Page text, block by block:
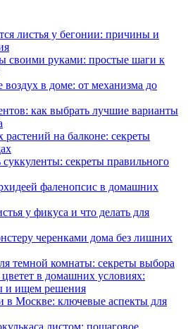
листья у бегонии: причины и
своими руками: простые шаги к
в доме: от механизма до
как выбрать лучшие варианты
на балконе: секреты
суккуленты: секреты правильного
фаленопсис в домашних
у фикуса и что делать для
черенками дома без лишних
темной комнаты: секреты выбора
в домашних условиях:
и ищем решения
в Москве: ключевые аспекты для